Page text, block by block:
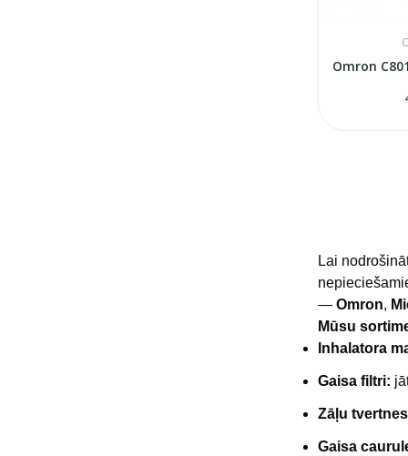
Lai
— Omron,
Mūsu
Inhalatora
Gaisa filtri:
Zāļu
Gaisa